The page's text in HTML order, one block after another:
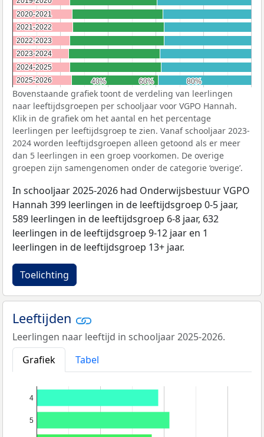
40%
40% 60%
60% 80%
80%
2020-2021
2020-2021
2021-2022
2021-2022
2022-2023
2022-2023
2023-2024
2023-2024
2024-2025
2024-2025
2025-2026
2025-2026
Bovenstaande grafiek toont de verdeling van leerlingen
naar leeftijdsgroepen per schooljaar voor VGPO Hannah.
Klik in de grafiek om het aantal en het percentage
leerlingen per leeftijdsgroep te zien. Vanaf schooljaar 2023-
2024 worden leeftijdsgroepen alleen getoond als er meer
dan 5 leerlingen in een groep voorkomen. De overige
groepen zijn samengenomen onder de categorie ‘overige’.
In schooljaar 2025-2026 had Onderwijsbestuur VGPO
Hannah 399 leerlingen in de leeftijdsgroep 0-5 jaar,
589 leerlingen in de leeftijdsgroep 6-8 jaar, 632
leerlingen in de leeftijdsgroep 9-12 jaar en 1
leerlingen in de leeftijdsgroep 13+ jaar.
Toelichting
Leeftijden
Leerlingen naar leeftijd in schooljaar 2025-2026.
Grafiek
Tabel
4
5